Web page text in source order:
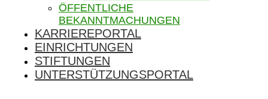
ÖFFENTLICHE
BEKANNTMACHUNGEN
KARRIEREPORTAL
EINRICHTUNGEN
STIFTUNGEN
UNTERSTÜTZUNGSPORTAL